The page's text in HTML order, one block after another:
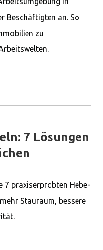
Beschäftigten an. So
zu
7 Lösungen
7 praxiserprobten Hebe-
Stauraum, bessere